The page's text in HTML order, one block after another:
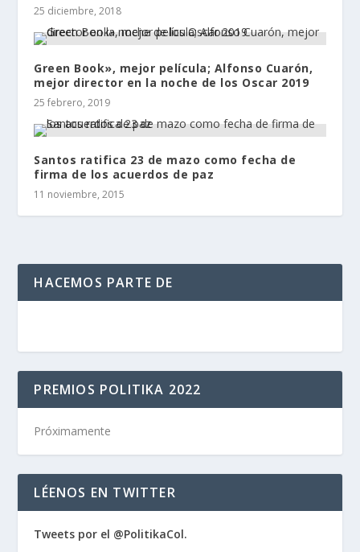
25 diciembre, 2018
Green Book», mejor película; Alfonso Cuarón,
mejor director en la noche de los Oscar 2019
25 febrero, 2019
Santos ratifica 23 de mazo como fecha de
firma de los acuerdos de paz
11 noviembre, 2015
HACEMOS PARTE DE
PREMIOS POLITIKA 2022
Próximamente
LÉENOS EN TWITTER
Tweets por el @PolitikaCol.